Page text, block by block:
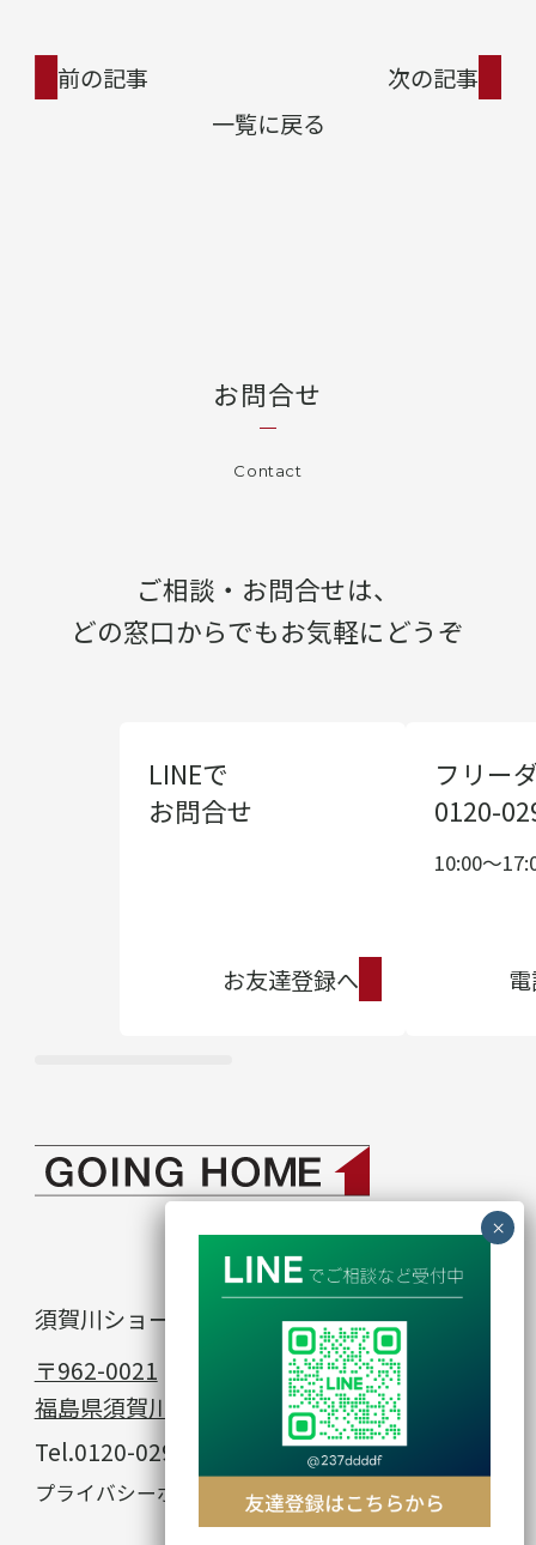
前の記事
一覧に戻る
次の記事
お問合せ
Contact
ご相談・お問合せは、
どの窓口からでもお気軽にどうぞ
LINEで
お問合せ
お友達登録へ
フリー
0120-
10:00〜
須賀川ショールーム
〒962-0021
福島県須賀川市館取町23−1
Tel.0120-029-912
プライバシーポリシー © GOING HOME